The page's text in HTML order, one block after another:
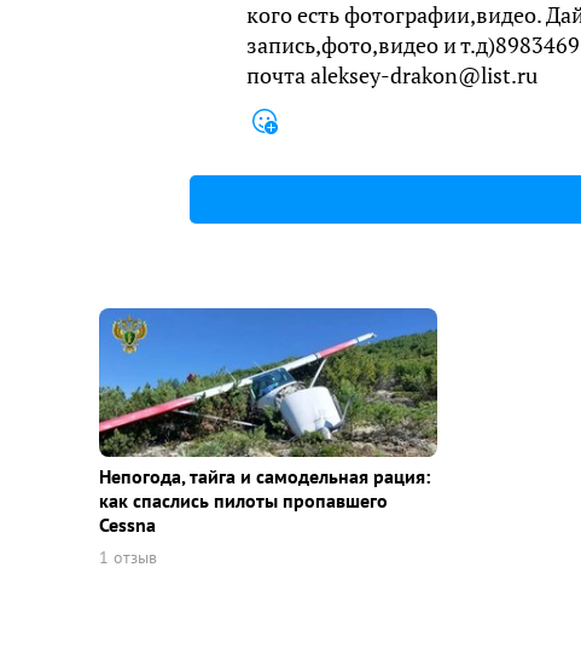
кого есть фотографии,видео.
запись,фото,видео и
почта aleksey-drakon@list.ru
Непогода, тайга и самодельная рация:
как спаслись пилоты пропавшего
Cessna
1 отзыв